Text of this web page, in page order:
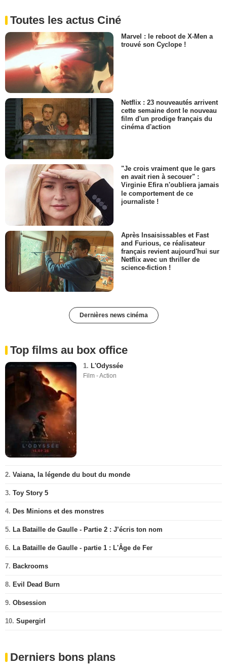
Toutes les actus Ciné
Marvel : le reboot de X-Men a
trouvé son Cyclope !
Netflix : 23 nouveautés arrivent
cette semaine dont le nouveau
film d'un prodige français du
cinéma d'action
"Je crois vraiment que le gars
en avait rien à secouer" :
Virginie Efira n'oubliera jamais
le comportement de ce
journaliste !
Après Insaisissables et Fast
and Furious, ce réalisateur
français revient aujourd'hui sur
Netflix avec un thriller de
science-fiction !
Dernières news cinéma
Top films au box office
1. L'Odyssée
Film - Action
2. Vaiana, la légende du bout du monde
3. Toy Story 5
4. Des Minions et des monstres
5. La Bataille de Gaulle - Partie 2 : J’écris ton nom
6. La Bataille de Gaulle - partie 1 : L'Âge de Fer
7. Backrooms
8. Evil Dead Burn
9. Obsession
10. Supergirl
Derniers bons plans